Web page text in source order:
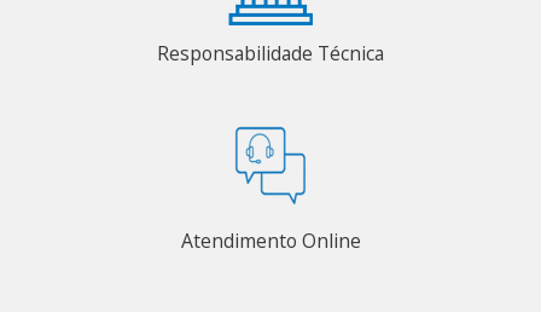
Responsabilidade Técnica
Atendimento Online